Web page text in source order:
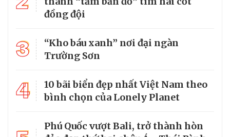
đồng đội
3
“Kho báu xanh” nơi đại ngàn
Trường Sơn
4
10 bãi biển đẹp nhất Việt Nam theo
bình chọn của Lonely Planet
Phú Quốc vượt Bali, trở thành hòn